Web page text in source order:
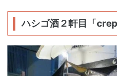
ハシゴ酒２軒目「